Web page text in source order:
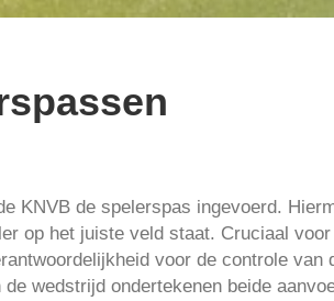
KNVB de spelerspas ingevoerd.
op het juiste veld staat. Cruciaal
voor de controle
wedstrijd ondertekenen beide